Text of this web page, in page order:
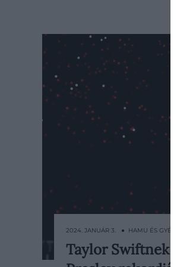
Taylor Swift megdöntötte
2024. JANUÁR 3. ● HAMU ÉS GYÉMÁNT
Taylor Swiftnek